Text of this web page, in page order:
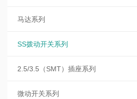
马达系列
SS拨动开关系列
2.5/3.5（SMT）插座系列
微动开关系列